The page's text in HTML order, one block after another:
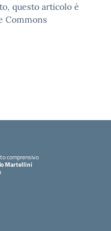
questo articolo è
Commons
comprensivo
Martellini